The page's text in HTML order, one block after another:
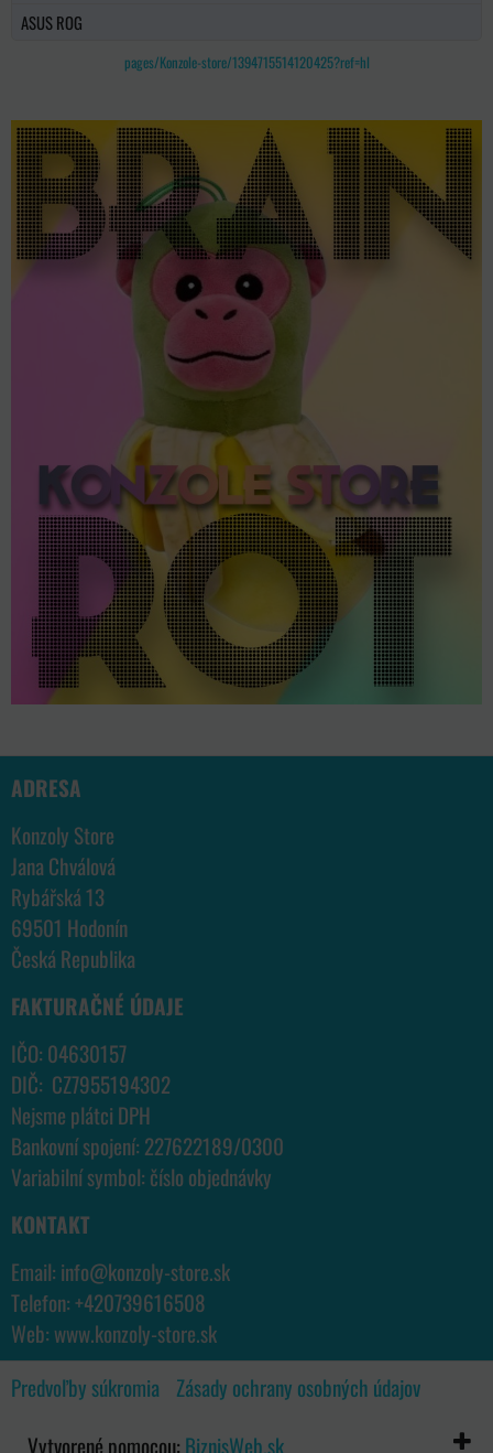
ASUS ROG
pages/Konzole-store/1394715514120425?ref=hl
ADRESA
Konzoly Store
Jana Chválová
Rybářská 13
69501 Hodonín
Česká Republika
FAKTURAČNÉ ÚDAJE
IČO: 04630157
DIČ: CZ7955194302
Nejsme plátci DPH
Bankovní spojení: 227622189/0300
Variabilní symbol: číslo objednávky
KONTAKT
Email: info@konzoly-store.sk
Telefon:+420739616508
Web: www.konzoly-store.sk
Predvoľby súkromia Zásady ochrany osobných údajov
Vytvorené pomocou: BiznisWeb.sk